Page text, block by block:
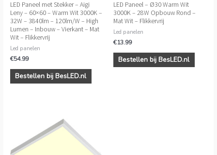
LED Paneel met Stekker – Aigi
Leny – 60×60 – Warm Wit 3000K –
32W – 3840lm – 120lm/W – High
Lumen – Inbouw – Vierkant – Mat
Wit – Flikkervrij
Led panelen
€54.99
Bestellen bij BesLED.nl
LED Paneel – Ø30 Warm Wit
3000K – 28W Opbouw Rond –
Mat Wit – Flikkervrij
Led panelen
€13.99
Bestellen bij BesLED.nl